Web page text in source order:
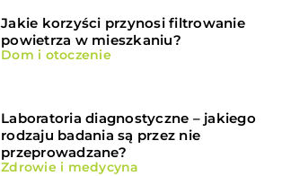
Jakie korzyści przynosi filtrowanie
powietrza w mieszkaniu?
Dom i otoczenie
Laboratoria diagnostyczne – jakiego
rodzaju badania są przez nie
przeprowadzane?
Zdrowie i medycyna